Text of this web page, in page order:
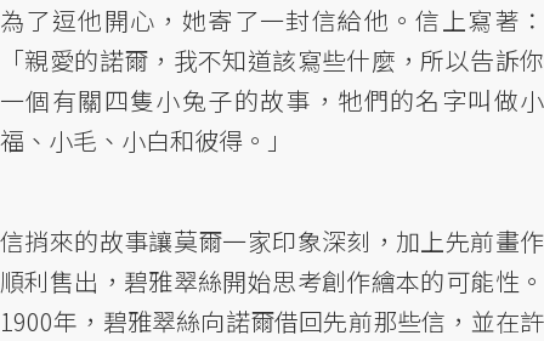
為了逗他開心，她寄了一封信給他。信上寫著：
「親愛的諾爾，我不知道該寫些什麼，所以告訴你
一個有關四隻小兔子的故事，牠們的名字叫做小
福、小毛、小白和彼得。」
信捎來的故事讓莫爾一家印象深刻，加上先前畫作
順利售出，碧雅翠絲開始思考創作繪本的可能性。
1900年，碧雅翠絲向諾爾借回先前那些信，並在許